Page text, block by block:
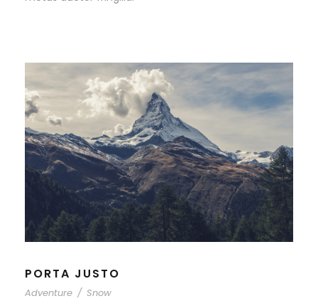
PORTA JUSTO
Adventure / Snow